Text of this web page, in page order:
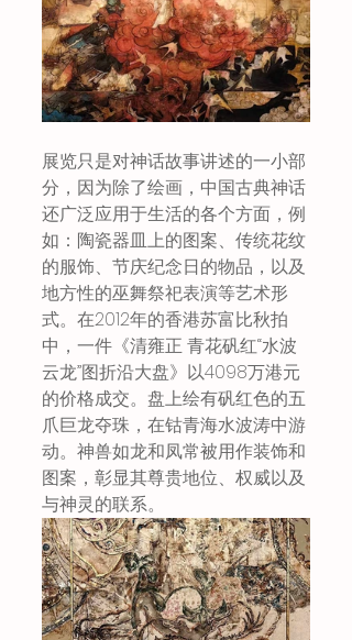
展览只是对神话故事讲述的一小部
分，因为除了绘画，中国古典神话
还广泛应用于生活的各个方面，例
如：陶瓷器皿上的图案、传统花纹
的服饰、节庆纪念日的物品，以及
地方性的巫舞祭祀表演等艺术形
式。在2012年的香港苏富比秋拍
中，一件《清雍正 青花矾红“水波
云龙”图折沿大盘》以4098万港元
的价格成交。盘上绘有矾红色的五
爪巨龙夺珠，在钴青海水波涛中游
动。神兽如龙和凤常被用作装饰和
图案，彰显其尊贵地位、权威以及
与神灵的联系。